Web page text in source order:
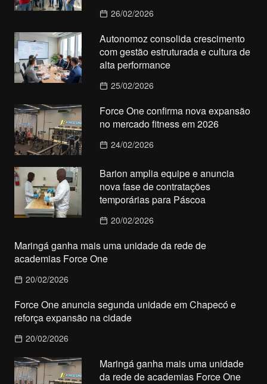
26/02/2026
Autonomoz consolida crescimento
com gestão estruturada e cultura de
alta performance
25/02/2026
Force One confirma nova expansão
no mercado fitness em 2026
24/02/2026
Barion amplia equipe e anuncia
nova fase de contratações
temporárias para Páscoa
20/02/2026
Maringá ganha mais uma unidade da rede de
academias Force One
20/02/2026
Force One anuncia segunda unidade em Chapecó e
reforça expansão na cidade
20/02/2026
Maringá ganha mais uma unidade
da rede de academias Force One